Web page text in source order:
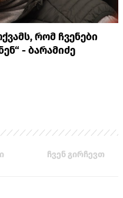
რომ ჩვენები
- ბარამიძე
ჩვენ გირჩევთ